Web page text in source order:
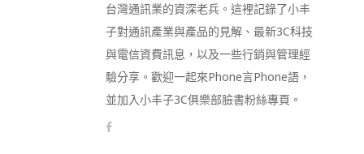
台灣通訊業的資深老兵。這裡記錄了小丰
子對通訊產業與產品的見解、最新3C科技
與電信資費訊息，以及一些行銷與管理經
驗分享。歡迎一起來Phone言Phone語，
並加入小丰子3C俱樂部臉書粉絲專頁。